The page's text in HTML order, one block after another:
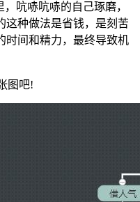
吭哧吭哧的自己琢磨，
这种做法是省钱，是刻苦
时间和精力，最终导致机
图吧!